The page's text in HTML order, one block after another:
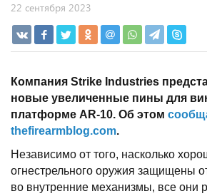
22 сентября 2023
Компания Strike Industries
новые увеличенные пины для
платформе AR-10. Об этом
thefirearmblog.com.
Независимо от того, насколько
огнестрельного оружия защищены
во внутренние механизмы, все они